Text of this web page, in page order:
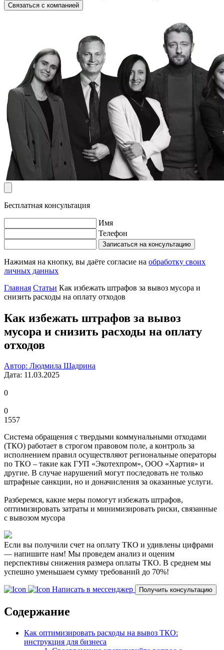
Связаться с компанией
Бесплатная консультация
Имя
Телефон
Записаться на консультацию
Нажимая на кнопку, вы даёте согласие на обработку своих
личных данных
Главная Статьи Как избежать штрафов за вывоз мусора и
снизить расходы на оплату отходов
Как избежать штрафов за вывоз
мусора и снизить расходы на оплату
отходов
Автор: Людмила Шадрина
Дата: 11.03.2025
0
0
1557
Система обращения с твердыми коммунальными отходами
(ТКО) работает в строгом правовом поле, а контроль за
исполнением правил осуществляют региональные операторы
по ТКО – такие как ГУП «Экотехпром», ООО «Хартия» и
другие. В случае нарушений могут последовать не только
штрафные санкции, но и доначисления за оказанные услуги.
Разберемся, какие меры помогут избежать штрафов,
оптимизировать затраты и минимизировать риски, связанные
с вывозом мусора
Если вы получили счет на оплату ТКО и удивлены цифрами
— напишите нам! Мы проведем анализ и оценим
перспективы снижения размера оплаты ТКО. В среднем мы
успешно уменьшаем сумму требований до 70%!
Написать в мессенджер Получить консультацию
Содержание
Как оптимизировать расходы на вывоз ТКО:
инструкция для бизнеса